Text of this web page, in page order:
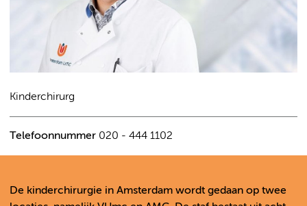
Kinderchirurg
Telefoonnummer 020 - 444 1102
De kinderchirurgie in Amsterdam wordt gedaan op twee